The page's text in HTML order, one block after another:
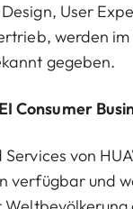
User
werden
gegeben.
Consumer
von
verfügbar und